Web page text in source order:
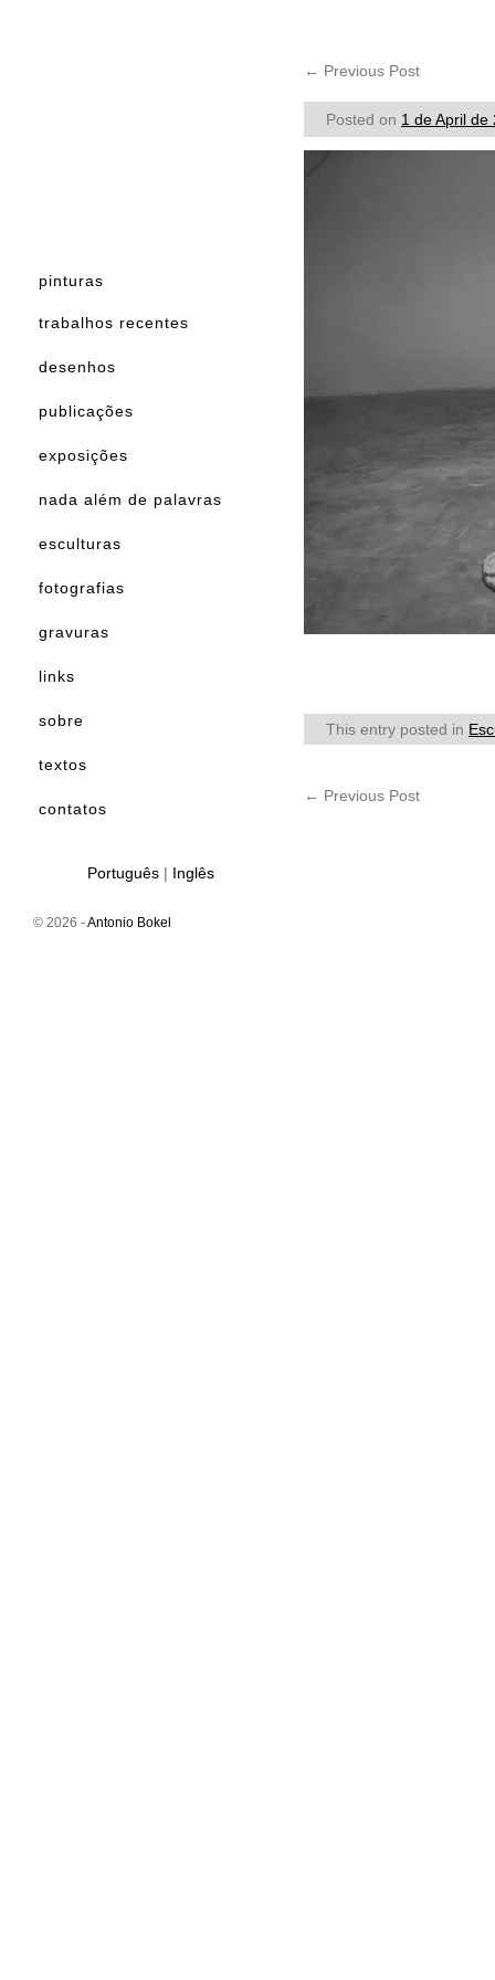
← Previous Post
Posted on 1 de April de
This entry posted in
← Previous Post
pinturas
trabalhos recentes
desenhos
publicações
exposições
nada além de palavras
esculturas
fotografias
gravuras
links
sobre
textos
contatos
Português | Inglês
© 2026 -Antonio Bokel